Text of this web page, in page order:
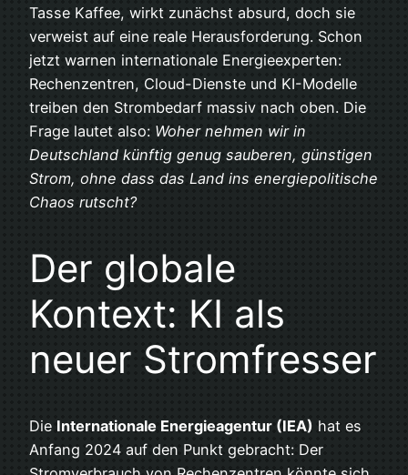
Tasse Kaffee, wirkt zunächst absurd, doch sie
verweist auf eine reale Herausforderung. Schon
jetzt warnen internationale Energieexperten:
Rechenzentren, Cloud-Dienste und KI-Modelle
treiben den Strombedarf massiv nach oben. Die
Frage lautet also: Woher nehmen wir in
Deutschland künftig genug sauberen, günstigen
Strom, ohne dass das Land ins energiepolitische
Chaos rutscht?
Der globale
Kontext: KI als
neuer Stromfresser
Die Internationale Energieagentur (IEA) hat es
Anfang 2024 auf den Punkt gebracht: Der